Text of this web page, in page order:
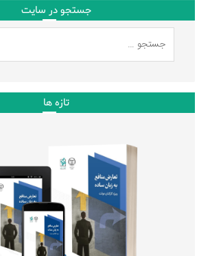
جستجو در سایت
تازه ها